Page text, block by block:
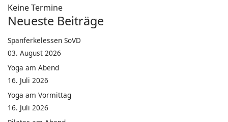
Keine Termine
Neueste Beiträge
Spanferkelessen SoVD
03. August 2026
Yoga am Abend
16. Juli 2026
Yoga am Vormittag
16. Juli 2026